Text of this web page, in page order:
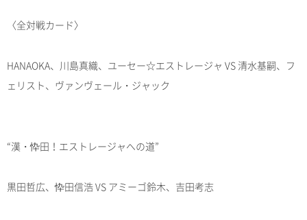
〈全対戦カード〉
HANAOKA、川島真織、ユーセー☆エストレージャ VS 清水基嗣、フ
ェリスト、ヴァンヴェール・ジャック
“漢・忰田！エストレージャへの道”
黒田哲広、忰田信浩 VS アミーゴ鈴木、吉田考志